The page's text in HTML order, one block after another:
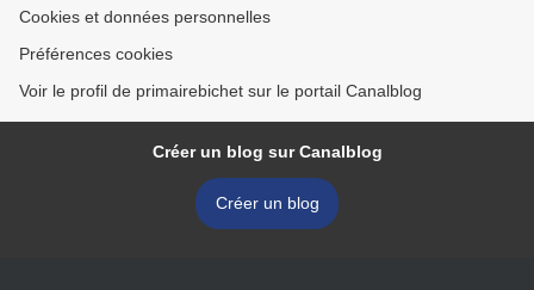
Cookies et données personnelles
Préférences cookies
Voir le profil de primairebichet sur le portail Canalblog
Créer un blog sur Canalblog
Créer un blog